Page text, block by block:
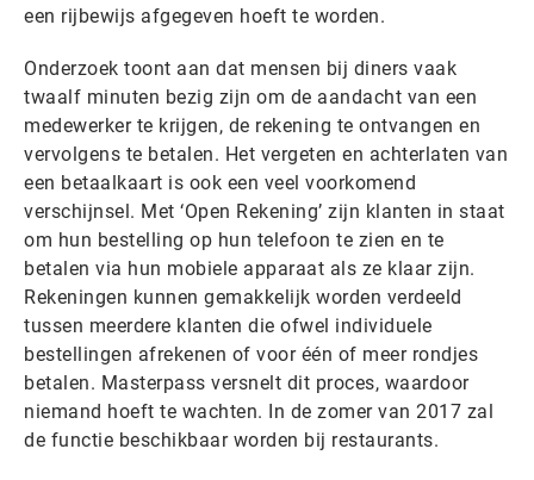
een rijbewijs afgegeven hoeft te worden.
Onderzoek toont aan dat mensen bij diners vaak
twaalf minuten bezig zijn om de aandacht van een
medewerker te krijgen, de rekening te ontvangen en
vervolgens te betalen. Het vergeten en achterlaten van
een betaalkaart is ook een veel voorkomend
verschijnsel. Met ‘Open Rekening’ zijn klanten in staat
om hun bestelling op hun telefoon te zien en te
betalen via hun mobiele apparaat als ze klaar zijn.
Rekeningen kunnen gemakkelijk worden verdeeld
tussen meerdere klanten die ofwel individuele
bestellingen afrekenen of voor één of meer rondjes
betalen. Masterpass versnelt dit proces, waardoor
niemand hoeft te wachten. In de zomer van 2017 zal
de functie beschikbaar worden bij restaurants.